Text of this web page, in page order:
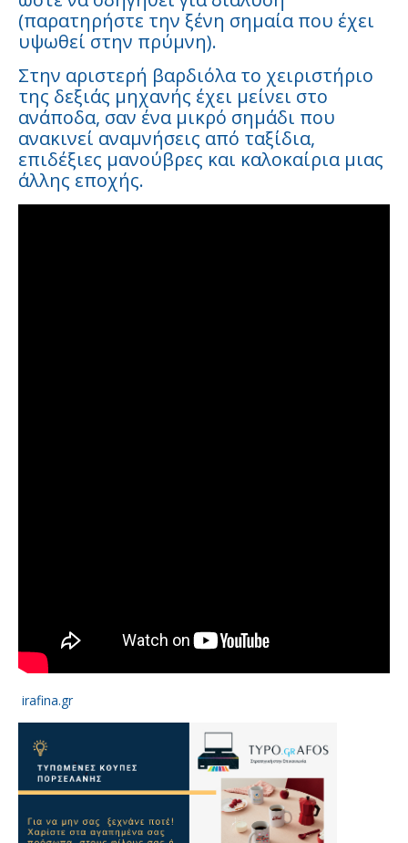
(παρατηρήστε την ξένη σημαία που έχει
υψωθεί στην πρύμνη).
Στην αριστερή βαρδιόλα το χειριστήριο
της δεξιάς μηχανής έχει μείνει στο
ανάποδα, σαν ένα μικρό σημάδι που
ανακινεί αναμνήσεις από ταξίδια,
επιδέξιες μανούβρες και καλοκαίρια μιας
άλλης εποχής.
irafina.gr